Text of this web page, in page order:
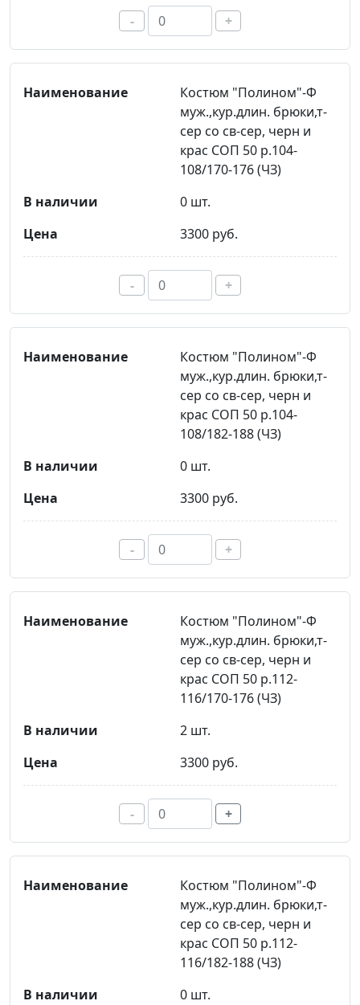
- +
Костюм "Полином"-Ф
муж.,кур.длин. брюки,т-
сер со св-сер, черн и
крас СОП 50 р.104-
108/170-176 (ЧЗ)
0 шт.
3300 руб.
- +
Костюм "Полином"-Ф
муж.,кур.длин. брюки,т-
сер со св-сер, черн и
крас СОП 50 р.104-
108/182-188 (ЧЗ)
0 шт.
3300 руб.
- +
Костюм "Полином"-Ф
муж.,кур.длин. брюки,т-
сер со св-сер, черн и
крас СОП 50 р.112-
116/170-176 (ЧЗ)
2 шт.
3300 руб.
- +
Костюм "Полином"-Ф
муж.,кур.длин. брюки,т-
сер со св-сер, черн и
крас СОП 50 р.112-
116/182-188 (ЧЗ)
0 шт.